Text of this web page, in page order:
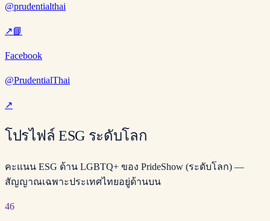
@prudentialthai
↗📘
Facebook
@PrudentialThai
↗
โปรไฟล์ ESG ระดับโลก
คะแนน ESG ด้าน LGBTQ+ ของ PrideShow (ระดับโลก) —
สัญญาณเฉพาะประเทศไทยอยู่ด้านบน
46